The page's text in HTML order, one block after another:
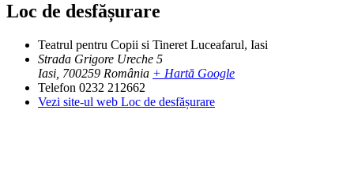
Loc de desfășurare
Teatrul pentru Copii si Tineret Luceafarul, Iasi
Strada Grigore Ureche 5
Iasi 700259 România + Hartă Google
Telefon 0232 212662
Vezi site-ul web Loc de desfășurare